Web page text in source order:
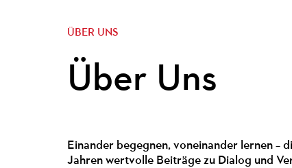
ÜBER UNS
Über Uns
Einander begegnen, voneinander lernen –
Jahren wertvolle Beiträge zu Dialog und